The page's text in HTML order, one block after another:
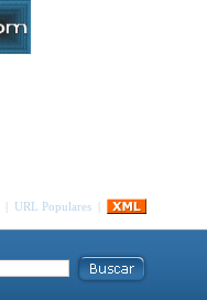
| URL Populares |